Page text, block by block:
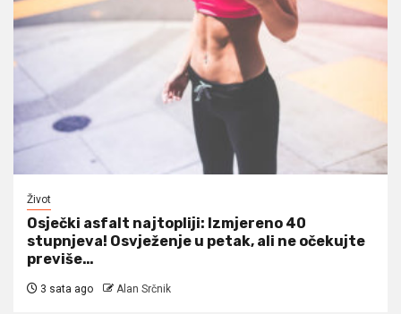
Život
Osječki asfalt najtopliji: Izmjereno 40
stupnjeva! Osvježenje u petak, ali ne očekujte
previše…
3 sata ago Alan Srčnik